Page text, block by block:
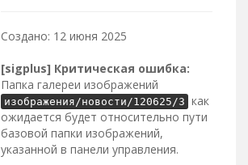
Создано: 12 июня 2025
[sigplus] Критическая ошибка:
Папка галереи изображений
изображения/новости/120625/3 как
ожидается будет относительно пути
базовой папки изображений,
указанной в панели управления.